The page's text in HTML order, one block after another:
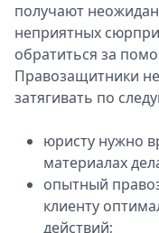
получают
неприятных
обратиться за
Правозащитники
затягивать по
юристу нужно
материалах
опытный
клиенту
действий;